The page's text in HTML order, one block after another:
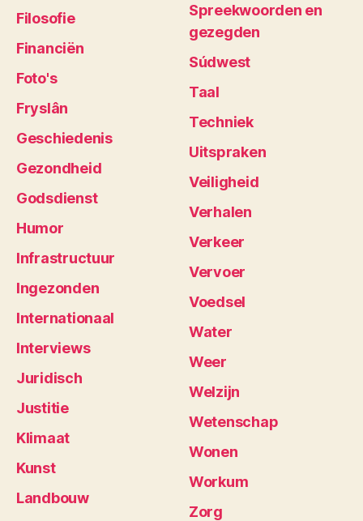
Filosofie
Financiën
Foto's
Fryslân
Geschiedenis
Gezondheid
Godsdienst
Humor
Infrastructuur
Ingezonden
Internationaal
Interviews
Juridisch
Justitie
Klimaat
Kunst
Landbouw
Spreekwoorden en
gezegden
Súdwest
Taal
Techniek
Uitspraken
Veiligheid
Verhalen
Verkeer
Vervoer
Voedsel
Water
Weer
Welzijn
Wetenschap
Wonen
Workum
Zorg